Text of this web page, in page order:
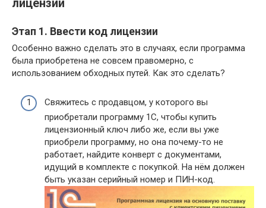
лицензии
Этап 1. Ввести код лицензии
Особенно важно сделать это в случаях, если программа
была приобретена не совсем правомерно, с
использованием обходных путей. Как это сделать?
Свяжитесь с продавцом, у которого вы
приобретали программу 1С, чтобы купить
лицензионный ключ либо же, если вы уже
приобрели программу, но она почему-то не
работает, найдите конверт с документами,
идущий в комплекте с покупкой. На нём должен
быть указан серийный номер и ПИН-код.